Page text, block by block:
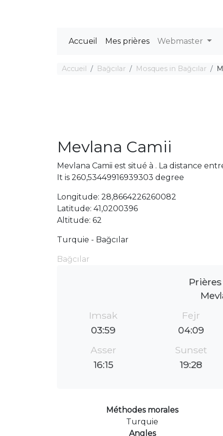
Accueil Mes prières Webmaster
Accueil Bağcılar Mosques in Bağcılar
Mevlana Camii
Mevlana Camii est situé à . La distance
It is 260,53449916939303 degree
Longitude: 28,8664226260082
Latitude: 41,0200396
Altitude: 62
Turquie - Bağcılar
Bağcılar
Imsak
03:59
Fejr
04:09
Asser
16:15
Sunset
19:28
Méthodes morales
Turquie
Angles